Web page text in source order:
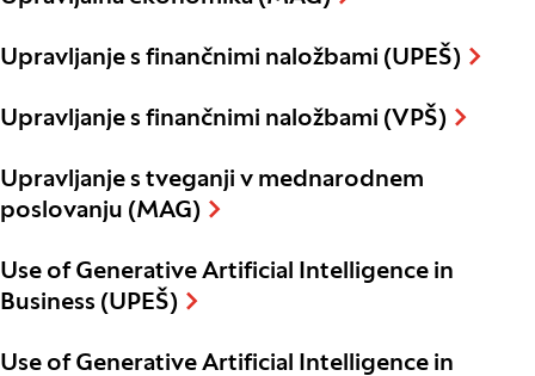
Upravljanje s finančnimi naložbami (UPEŠ)
Upravljanje s finančnimi naložbami (VPŠ)
Upravljanje s tveganji v mednarodnem
poslovanju (MAG)
Use of Generative Artificial Intelligence in
Business (UPEŠ)
Use of Generative Artificial Intelligence in